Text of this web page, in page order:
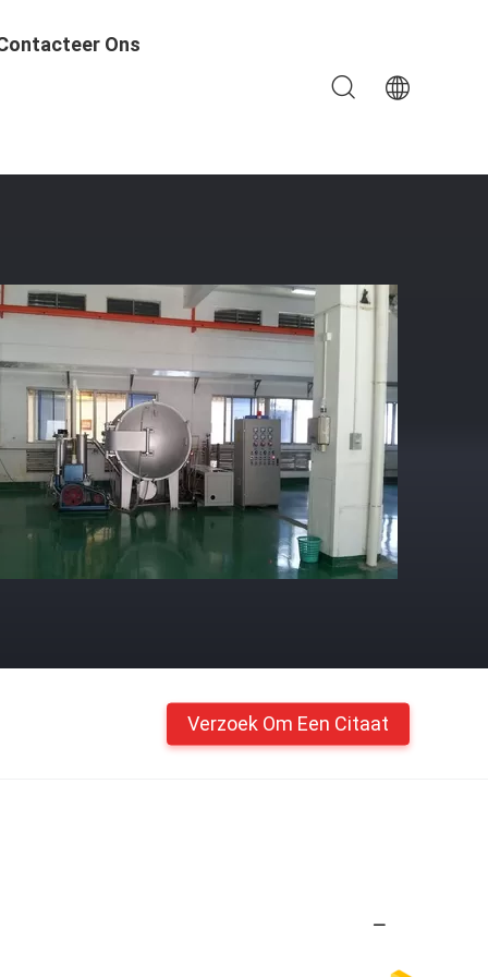
Ons
Verzoek Om Een Citaat